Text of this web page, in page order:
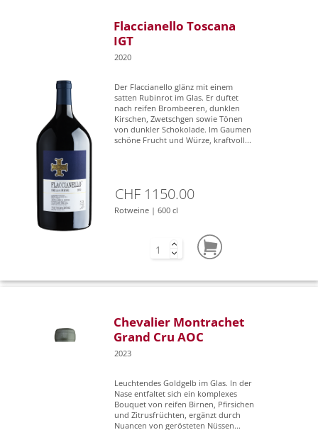
Flaccianello Toscana
IGT
2020
Der Flaccianello glänz mit einem
satten Rubinrot im Glas. Er duftet
nach reifen Brombeeren, dunklen
Kirschen, Zwetschgen sowie Tönen
von dunkler Schokolade. Im Gaumen
schöne Frucht und Würze, kraftvoll...
CHF 1150.00
Rotweine | 600 cl
Chevalier Montrachet
Grand Cru AOC
2023
Leuchtendes Goldgelb im Glas. In der
Nase entfaltet sich ein komplexes
Bouquet von reifen Birnen, Pfirsichen
und Zitrusfrüchten, ergänzt durch
Nuancen von gerösteten Nüssen...